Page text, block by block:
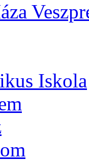
Iskola